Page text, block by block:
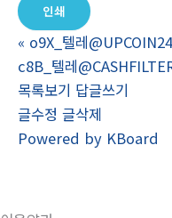
인쇄
« o9X_텔레
c8B_텔레
목록보기 답글쓰기
글수정 글삭제
Powered by KBoard